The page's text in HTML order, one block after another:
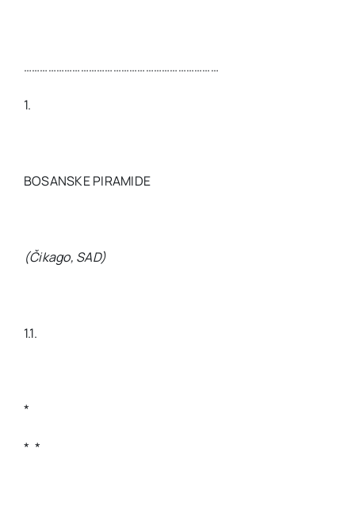
………………………………………………………………
1.
BOSANSKE PIRAMIDE
(Čikago, SAD)
1.1.
*
* *